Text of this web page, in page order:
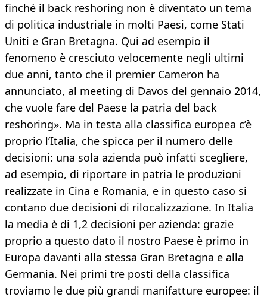
finché il back reshoring non è diventato un tema
di politica industriale in molti Paesi, come Stati
Uniti e Gran Bretagna. Qui ad esempio il
fenomeno è cresciuto velocemente negli ultimi
due anni, tanto che il premier Cameron ha
annunciato, al meeting di Davos del gennaio 2014,
che vuole fare del Paese la patria del back
reshoring». Ma in testa alla classifica europea c’è
proprio l’Italia, che spicca per il numero delle
decisioni: una sola azienda può infatti scegliere,
ad esempio, di riportare in patria le produzioni
realizzate in Cina e Romania, e in questo caso si
contano due decisioni di rilocalizzazione. In Italia
la media è di 1,2 decisioni per azienda: grazie
proprio a questo dato il nostro Paese è primo in
Europa davanti alla stessa Gran Bretagna e alla
Germania. Nei primi tre posti della classifica
troviamo le due più grandi manifatture europee: il